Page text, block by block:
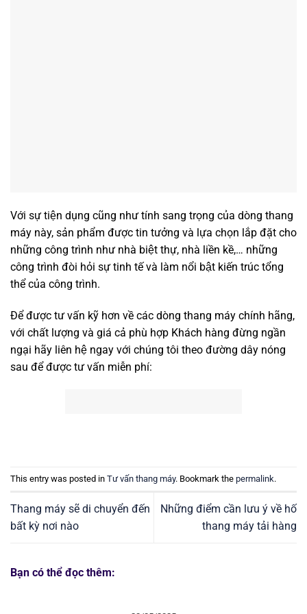
Với sự tiện dụng cũng như tính sang trọng của dòng thang
máy này, sản phẩm được tin tưởng và lựa chọn lắp đặt cho
những công trình như nhà biệt thự, nhà liền kề,… những
công trình đòi hỏi sự tinh tế và làm nổi bật kiến trúc tổng
thể của công trình.
Để được tư vấn kỹ hơn về các dòng thang máy chính hãng,
với chất lượng và giá cả phù hợp Khách hàng đừng ngần
ngại hãy liên hệ ngay với chúng tôi theo đường dây nóng
sau để được tư vấn miễn phí:
This entry was posted in Tư vấn thang máy. Bookmark the permalink.
Thang máy sẽ di chuyển đến
bất kỳ nơi nào
Những điểm cần lưu ý về hố
thang máy tải hàng
Bạn có thể đọc thêm: